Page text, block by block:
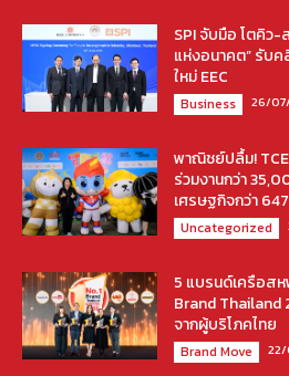
SPI จับมือ โตคิว-
แห่งอนาคต” รับ
ใหม่ EEC
Business 26/
พาณิชย์ปลื้ม!
ร่วมงานกว่า
เศรษฐกิจกว่า
Uncategorized
5 แบรนด์เครือส
Brand Thailand
จากผู้บริโภคไทย
Brand Move